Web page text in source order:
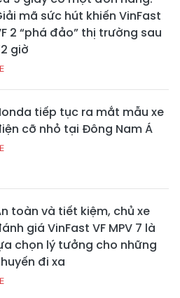
mã sức hút khiến VinFast
2 “phá đảo” thị trường sau
giờ
tiếp tục ra mắt mẫu xe
cỡ nhỏ tại Đông Nam Á
toàn và tiết kiệm, chủ xe
giá VinFast VF MPV 7 là
chọn lý tưởng cho những
đi xa